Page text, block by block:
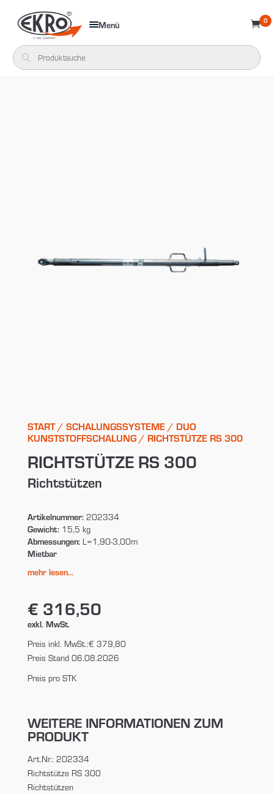
Menü  0
START/ SCHALUNGSSYSTEME/ DUO
KUNSTSTOFFSCHALUNG/ RICHTSTÜTZE RS 300
RICHTSTÜTZE RS 300
Richtstützen
Artikelnummer:202334
Gewicht:15,5 kg
Abmessungen:L=1,90-3,00m
Mietbar
mehr lesen...
€ 316,50
exkl. MwSt.
Preis inkl. MwSt.:€ 379,80
Preis Stand 06.08.2026
Preis pro STK
WEITERE INFORMATIONEN ZUM
PRODUKT
Art.Nr.: 202334
Richtstütze RS 300
Richtstützen